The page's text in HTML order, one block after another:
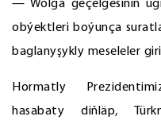
— Wolga geçelgesiniň
obýektleri boýunça
baglanyşykly meseleler
Hormatly
hasabaty diňläp,